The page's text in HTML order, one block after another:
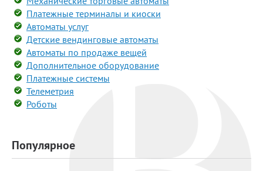
Платежные терминалы и киоски
Автоматы услуг
Детские вендинговые автоматы
Автоматы по продаже вещей
Дополнительное оборудование
Платежные системы
Телеметрия
Роботы
Популярное